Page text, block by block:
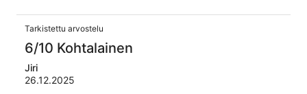
Tarkistettu arvostelu
6/10 Kohtalainen
Jiri
26.12.2025